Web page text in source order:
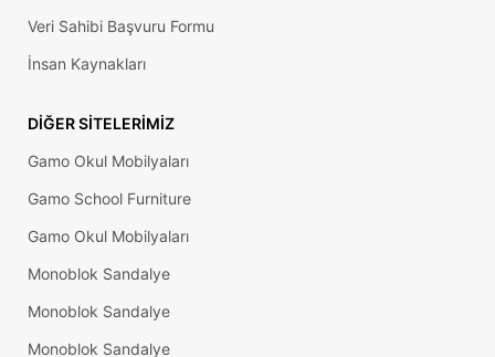
Veri Sahibi Başvuru Formu
İnsan Kaynakları
DIĞER SITELERIMIZ
Gamo Okul Mobilyaları
Gamo School Furniture
Gamo Okul Mobilyaları
Monoblok Sandalye
Monoblok Sandalye
Monoblok Sandalye